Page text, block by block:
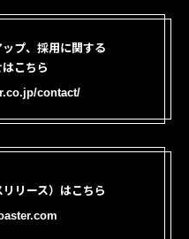
プ、採用に関する
こちら
contact/
リース）はこちら